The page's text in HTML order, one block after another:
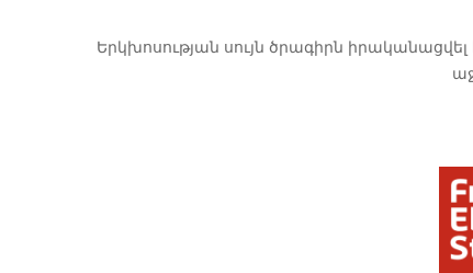
Երկխոսության սույն ծրագիրն